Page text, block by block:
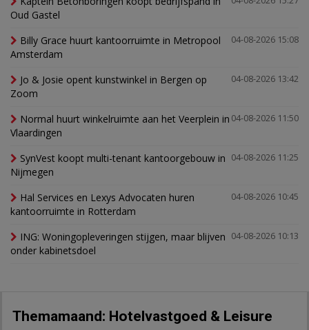
Oud Gastel
04-08-2026 15:08
Billy Grace huurt kantoorruimte in Metropool
Amsterdam
04-08-2026 13:42
Jo & Josie opent kunstwinkel in Bergen op
Zoom
04-08-2026 11:50
Normal huurt winkelruimte aan het Veerplein in
Vlaardingen
04-08-2026 11:25
SynVest koopt multi-tenant kantoorgebouw in
Nijmegen
04-08-2026 10:45
Hal Services en Lexys Advocaten huren
kantoorruimte in Rotterdam
04-08-2026 10:13
ING: Woningopleveringen stijgen, maar blijven
onder kabinetsdoel
Themamaand: Hotelvastgoed & Leisure